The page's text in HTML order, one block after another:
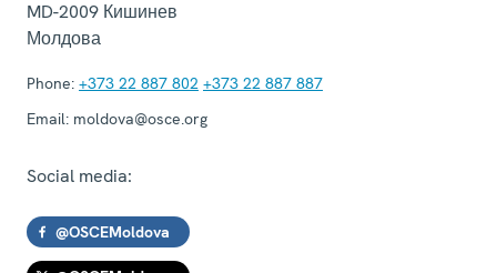
MD-2009 Кишинев
Молдова
Phone: +373 22 887 802 +373 22 887 887
Email: moldova@osce.org
Social media:
@OSCEMoldova